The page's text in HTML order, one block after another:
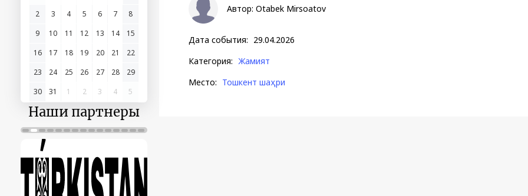
2
3 4 5 6 7
8
9
10 11 12 13 14
15
16
17 18 19 20 21
22
23
24 25 26 27 28
29
30
31 1 2 3 4 5
Наши партнеры
Автор: Otabek Mirsoatov
Дата события: 29.04.2026
Категория: Жамият
Место: Тошкент шаҳри